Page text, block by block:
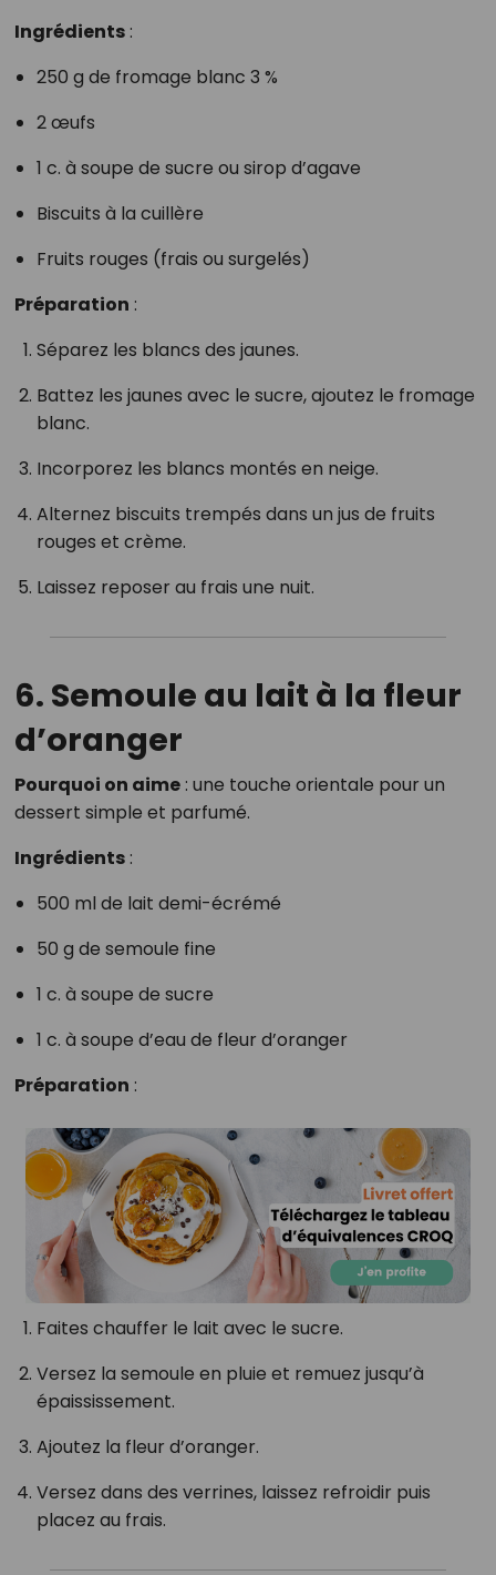
Ingrédients:
250 g de fromage blanc 3 %
2 œufs
1 c. à soupe de sucre ou sirop d’agave
Biscuits à la cuillère
Fruits rouges (frais ou surgelés)
Préparation :
Séparez les blancs des jaunes.
Battez les jaunes avec le sucre, ajoutez le fromage
blanc.
Incorporez les blancs montés en neige.
Alternez biscuits trempés dans un jus de fruits
rouges et crème.
Laissez reposer au frais une nuit.
6. Semoule au lait à la fleur
d’oranger
Pourquoi on aime: une touche orientale pour un
dessert simple et parfumé.
Ingrédients:
500 ml de lait demi-écrémé
50 g de semoule fine
1 c. à soupe de sucre
1 c. à soupe d’eau de fleur d’oranger
Préparation :
Faites chauffer le lait avec le sucre.
Versez la semoule en pluie et remuez jusqu’à
épaississement.
Ajoutez la fleur d’oranger.
Versez dans des verrines, laissez refroidir puis
placez au frais.